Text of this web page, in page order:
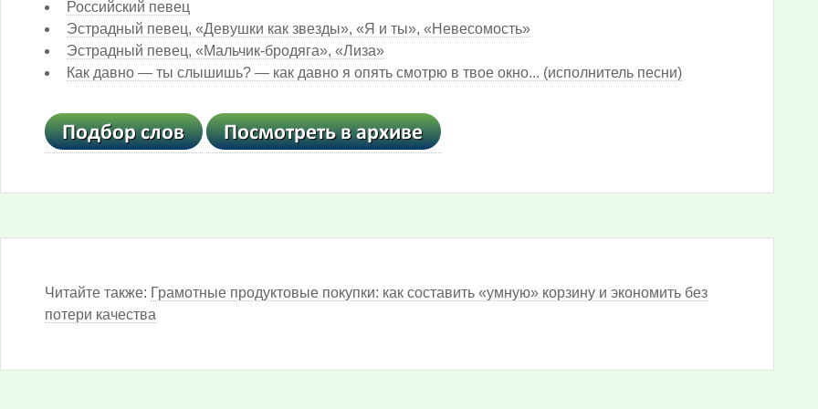
Российский певец
Эстрадный певец, «Девушки как звезды», «Я и ты», «Невесомость»
Эстрадный певец, «Мальчик-бродяга», «Лиза»
Как давно — ты слышишь? — как давно я опять смотрю в твое окно... (исполнитель песни)
Читайте также: Грамотные продуктовые покупки: как составить «умную» корзину и экономить без
потери качества